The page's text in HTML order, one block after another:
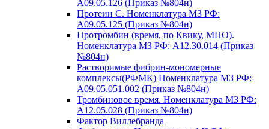
A09.05.126 (Приказ №804н)
Протеин С. Номенклатура МЗ РФ:
A09.05.125 (Приказ №804н)
Протромбин (время, по Квику, МНО).
Номенклатура МЗ РФ: A12.30.014 (Приказ
№804н)
Растворимые фибрин-мономерные
комплексы(РФМК) Номенклатура МЗ РФ:
A09.05.051.002 (Приказ №804н)
Тромбиновое время. Номенклатура МЗ РФ:
A12.05.028 (Приказ №804н)
Фактор Виллебранда